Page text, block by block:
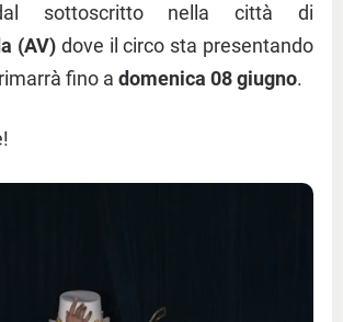
sottoscritto nella città di
(AV)dove il circo sta presentando
fino a domenica 08 giugno.